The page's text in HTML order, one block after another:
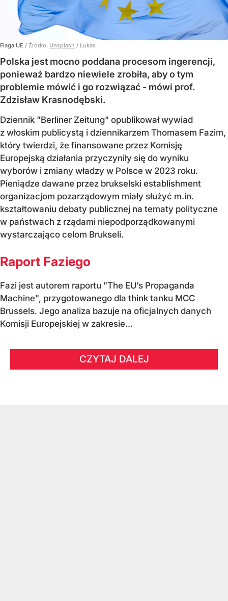
Flaga UE / Źródło: Unsplash / Lukas
Polska jest mocno poddana procesom ingerencji,
ponieważ bardzo niewiele zrobiła, aby o tym
problemie mówić i go rozwiązać - mówi prof.
Zdzisław Krasnodębski.
Dziennik "Berliner Zeitung" opublikował wywiad
z włoskim publicystą i dziennikarzem Thomasem Fazim,
który twierdzi, że finansowane przez Komisję
Europejską działania przyczyniły się do wyniku
wyborów i zmiany władzy w Polsce w 2023 roku.
Pieniądze dawane przez brukselski establishment
organizacjom pozarządowym miały służyć m.in.
kształtowaniu debaty publicznej na tematy polityczne
w państwach z rządami niepodporządkowanymi
wystarczająco celom Brukseli.
Raport Faziego
Fazi jest autorem raportu "The EU’s Propaganda
Machine", przygotowanego dla think tanku MCC
Brussels. Jego analiza bazuje na oficjalnych danych
Komisji Europejskiej w zakresie...
CZYTAJ DALEJ